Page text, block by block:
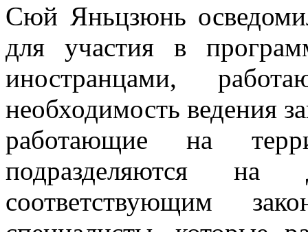
Сюй Яньцзюнь
для участия в
иностранцами,
необходимость ведения
работающие на
подразделяются
соответствующим